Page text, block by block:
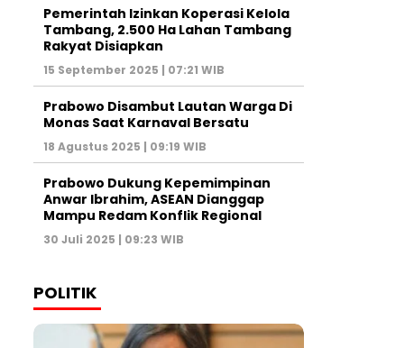
Pemerintah Izinkan Koperasi Kelola
Tambang, 2.500 Ha Lahan Tambang
Rakyat Disiapkan
15 September 2025 | 07:21 WIB
Prabowo Disambut Lautan Warga Di
Monas Saat Karnaval Bersatu
18 Agustus 2025 | 09:19 WIB
Prabowo Dukung Kepemimpinan
Anwar Ibrahim, ASEAN Dianggap
Mampu Redam Konflik Regional
30 Juli 2025 | 09:23 WIB
POLITIK